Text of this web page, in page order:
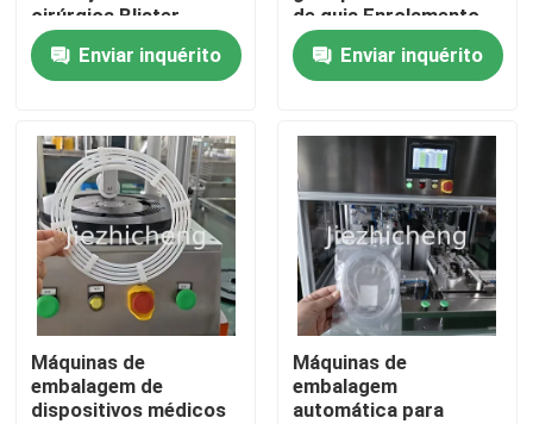
Visita à fábrica
Contacte-nos
Solicite um orçamento
Máquinas de empacotamento do dispositivo médico
Equipamento médico que faz a máquina
cirúrgica Blister
Sealing Packaging
Line Enviar inquérito
de guia Enrolamento
de alta velocidade do
fio médico Muito
acessível Um pequeno
equipamentos
automáticos para
enrolamento e ligação
do fio de guia
Enviar inquérito
Máquinas de
embalagem de
dispositivos médicos
Máquinas de
embalagem
automática para